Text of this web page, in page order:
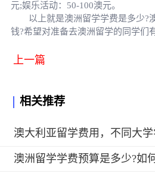
元;娱乐活动：50-100澳元。
以上就是澳洲留学学费是多少?
钱?希望对准备去澳洲留学的同学们
上一篇
相关推荐
澳大利亚留学费用，不同大